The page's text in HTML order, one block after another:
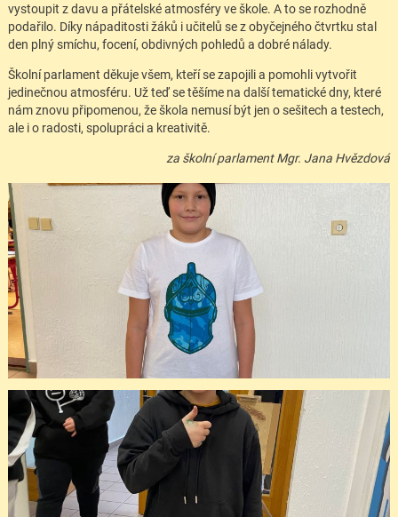
vystoupit z davu a přátelské atmosféry ve škole. A to se rozhodně
podařilo. Díky nápaditosti žáků i učitelů se z obyčejného čtvrtku stal
den plný smíchu, focení, obdivných pohledů a dobré nálady.
Školní parlament děkuje všem, kteří se zapojili a pomohli vytvořit
jedinečnou atmosféru. Už teď se těšíme na další tematické dny, které
nám znovu připomenou, že škola nemusí být jen o sešitech a testech,
ale i o radosti, spolupráci a kreativitě.
za školní parlament Mgr. Jana Hvězdová